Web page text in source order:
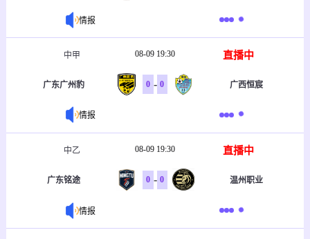
情报
中甲 08-09 19:30 直播中
广东广州豹 0 - 0 广西恒宸
情报
中乙 08-09 19:30 直播中
广东铭途 0 - 0 温州职业
情报